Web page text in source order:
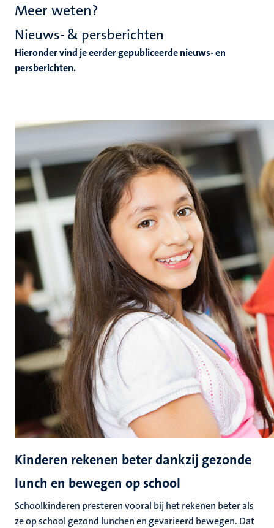
Meer weten?
Nieuws- & persberichten
Hieronder vind je eerder gepubliceerde nieuws- en
persberichten.
Kinderen rekenen beter dankzij gezonde
lunch en bewegen op school
Schoolkinderen presteren vooral bij het rekenen beter als
ze op school gezond lunchen en gevarieerd bewegen. Dat